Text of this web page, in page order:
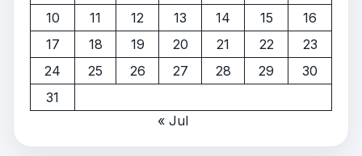
10
11 12 13 14 15
16
17
18 19 20 21 22
23
24
25 26 27 28 29
30
31
« Jul